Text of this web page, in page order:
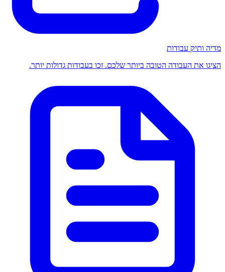
מדיה ותיק עבודות
הציגו את העבודה הטובה ביותר שלכם. זכו בעבודות גדולות יותר.